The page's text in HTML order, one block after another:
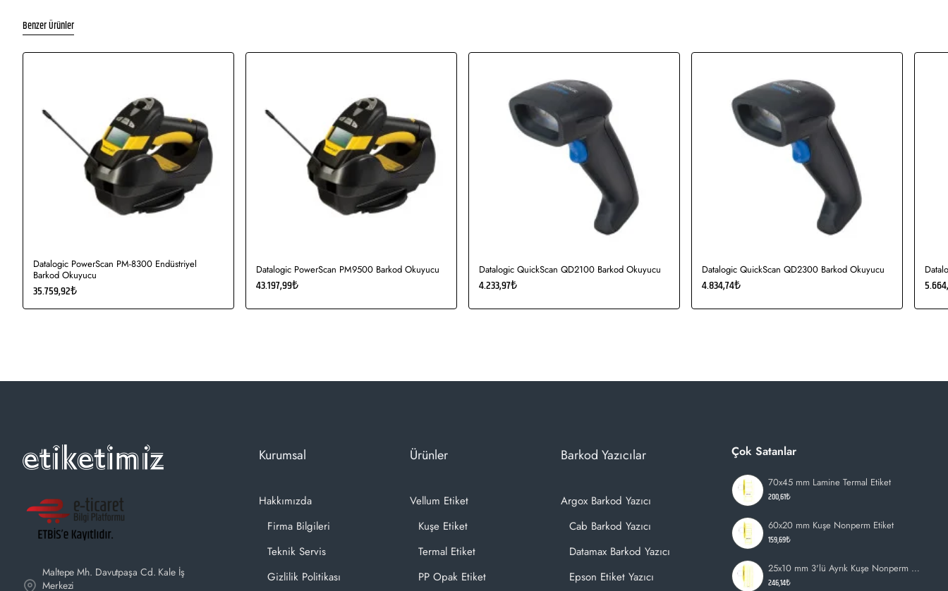
Benzer Ürünler
Datalogic PowerScan PM-8300 Endüstriyel
Barkod Okuyucu
35.759,92₺
Datalogic PowerScan PM9500 Barkod Okuyucu
43.197,99₺
Datalogic QuickScan QD2100 Barkod Okuyucu
4.233,97₺
Datalogic QuickScan QD2300 Barkod Okuyucu
4.834,74₺
Maltepe Mh. Davutpaşa Cd. Kale İş
Merkezi
Kurumsal
Hakkımızda
Firma Bilgileri
Teknik Servis
Gizlilik Politikası
Ürünler
Vellum Etiket
Kuşe Etiket
Termal Etiket
PP Opak Etiket
Barkod Yazıcılar
Argox Barkod Yazıcı
Cab Barkod Yazıcı
Datamax Barkod Yazıcı
Epson Etiket Yazıcı
Çok Satanlar
70x45 mm Lamine Termal Etiket
200,61₺
60x20 mm Kuşe Nonperm Etiket
159,69₺
25x10 mm 3'lü Ayrık Kuşe Nonperm Etiket
246,14₺